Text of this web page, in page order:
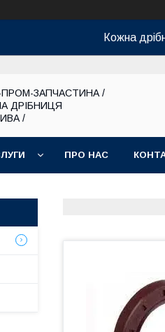
Кожна
ЗАПЧАСТИНА /
ДРІБНИЦЯ
/
ПРО НАС